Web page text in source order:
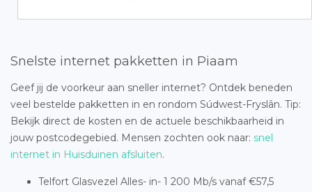
Snelste internet pakketten in Piaam
Geef jij de voorkeur aan sneller internet? Ontdek beneden
veel bestelde pakketten in en rondom Súdwest-Fryslân. Tip:
Bekijk direct de kosten en de actuele beschikbaarheid in
jouw postcodegebied. Mensen zochten ook naar: snel
internet in Huisduinen afsluiten.
Telfort Glasvezel Alles- in- 1 200 Mb/s vanaf €57,5